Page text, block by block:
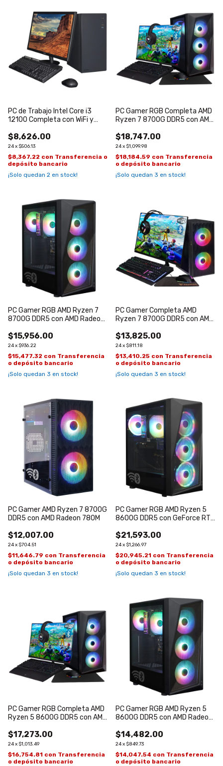
PC de Trabajo Intel Core i3
12100 Completa con WiFi y
$8,626.00
24x $506.13
$8,367.22 con Transferencia o
depósito bancario
¡Solo quedan 2 en stock!
PC Gamer RGB Completa AMD
Ryzen 7 8700G DDR5 con AMD
$18,747.00
24x $1,099.98
$18,184.59 con Transferencia
o depósito bancario
¡Solo quedan 3 en stock!
PC Gamer RGB AMD Ryzen 7
8700G DDR5 con AMD Radeon
$15,956.00
24x $936.22
$15,477.32 con Transferencia
o depósito bancario
¡Solo quedan 3 en stock!
PC Gamer Completa AMD
Ryzen 7 8700G DDR5 con AMD
$13,825.00
24x $811.18
$13,410.25 con Transferencia
o depósito bancario
¡Solo quedan 3 en stock!
PC Gamer AMD Ryzen 7 8700G
DDR5 con AMD Radeon 780M
$12,007.00
24x $704.51
$11,646.79 con Transferencia
o depósito bancario
¡Solo quedan 3 en stock!
PC Gamer RGB AMD Ryzen 5
8600G DDR5 con GeForce RTX
$21,593.00
24x $1,266.97
$20,945.21 con Transferencia
o depósito bancario
¡Solo quedan 3 en stock!
PC Gamer RGB Completa AMD
Ryzen 5 8600G DDR5 con AMD
$17,273.00
24x $1,013.49
$16,754.81 con Transferencia
o depósito bancario
PC Gamer RGB AMD Ryzen 5
8600G DDR5 con AMD Radeon
$14,482.00
24x $849.73
$14,047.54 con Transferencia
o depósito bancario